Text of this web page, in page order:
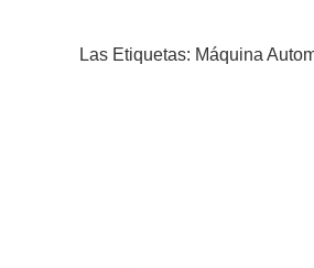
Las Etiquetas: Máquina